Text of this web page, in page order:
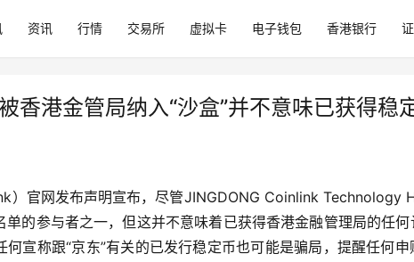
资讯 行情 交易所 虚拟卡 电子钱包 香港银行
香港金管局纳入“沙盒”并不意味已获得稳
）官网发布声明宣布，尽管JINGDONG Coinlink Technology
的参与者之一，但这并不意味着已获得香港金融管理局的任
宣称跟“京东”有关的已发行稳定币也可能是骗局，提醒任何